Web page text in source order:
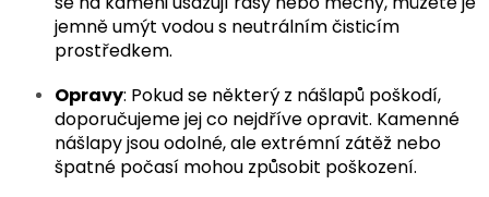
jemně umýt vodou s neutrálním čisticím
prostředkem.
Opravy: Pokud se některý z nášlapů poškodí,
doporučujeme jej co nejdříve opravit. Kamenné
nášlapy jsou odolné, ale extrémní zátěž nebo
špatné počasí mohou způsobit poškození.